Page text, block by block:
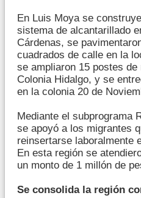
En Luis Moya se
sistema de alcantarillado
Cárdenas, se
cuadrados de calle en la
se ampliaron 15 postes
Colonia Hidalgo, y se
en la colonia 20 de
Mediante el subprograma
se apoyó a los migrantes
reinsertarse laboralmente
En esta región se
un monto de 1 millón de
Se consolida la región